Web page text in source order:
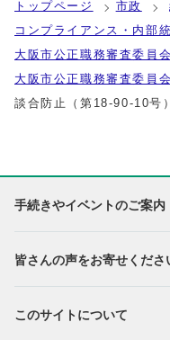
トップページ 市政
コンプライアンス・内部
大阪市公正職務審査委員会
大阪市公正職務審査委員
談合防止（第18-90-10号）
手続きやイベントのご案内
皆さんの声をお寄せくださ
このサイトについて